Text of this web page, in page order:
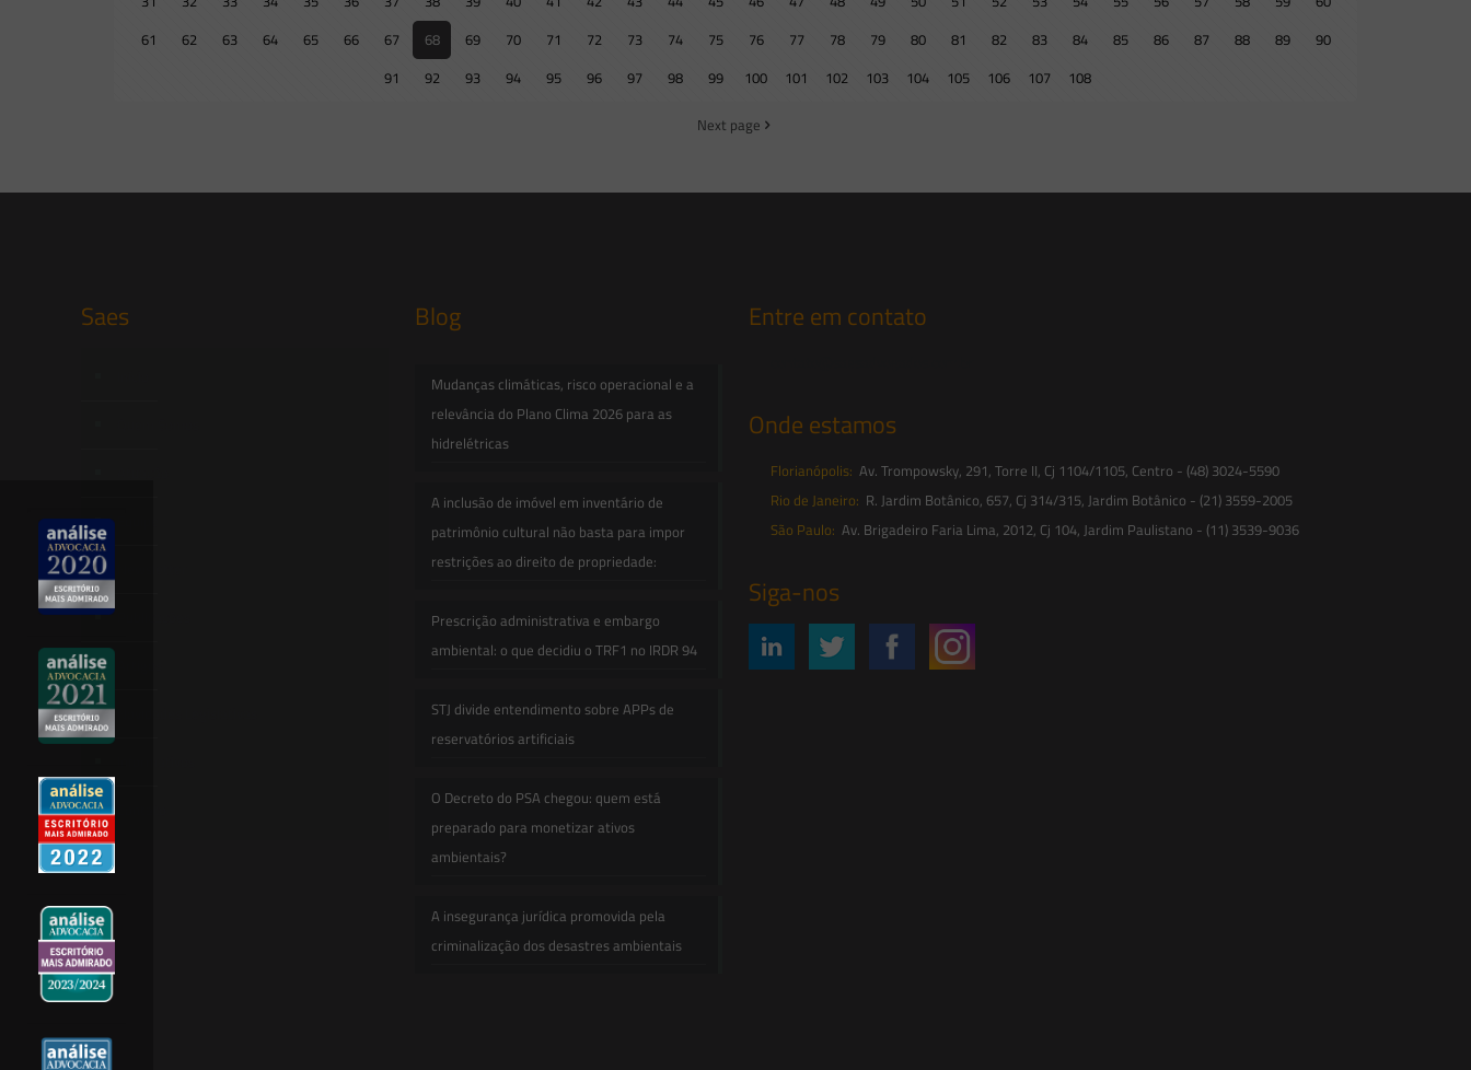
61
62 63 64 65 66 67 68 69 70 71 72 73 74 75 76 77 78 79 80 81 82 83 84 85 86 87 88 89
90
91
92 93 94 95 96 97 98 99 100 101 102 103 104 105 106 107 108
Next page
Saes Blog
Mudanças climáticas, risco operacional e a
relevância do Plano Clima 2026 para as
hidrelétricas
A inclusão de imóvel em inventário de
patrimônio cultural não basta para impor
restrições ao direito de propriedade:
Prescrição administrativa e embargo
ambiental: o que decidiu o TRF1 no IRDR 94
STJ divide entendimento sobre APPs de
reservatórios artificiais
O Decreto do PSA chegou: quem está
preparado para monetizar ativos
ambientais?
A insegurança jurídica promovida pela
criminalização dos desastres ambientais
Entre em contato
Onde estamos
Florianópolis: Av. Trompowsky, 291, Torre II, Cj 1104/1105, Centro - (48) 3024-5590
Rio de Janeiro: R. Jardim Botânico, 657, Cj 314/315, Jardim Botânico - (21) 3559-2005
São Paulo: Av. Brigadeiro Faria Lima, 2012, Cj 104, Jardim Paulistano - (11) 3539-9036
Siga-nos